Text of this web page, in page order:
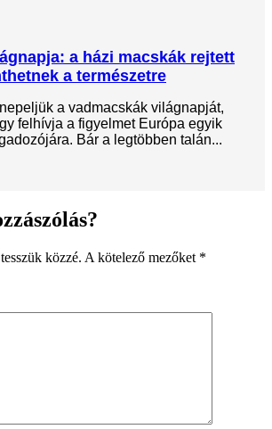
a házi macskák rejtett
a természetre
a vadmacskák világnapját,
felhívja a figyelmet Európa egyik
Bár a legtöbben talán...
közzé. A kötelező mezőket *